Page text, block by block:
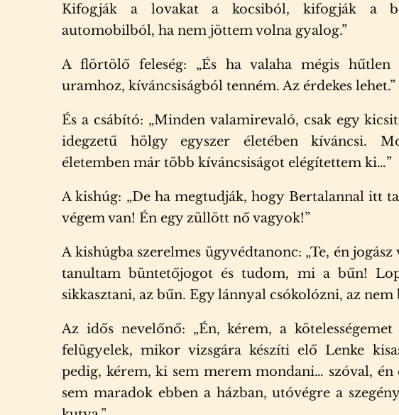
Kifogják a lovakat a kocsiból, kifogják a
automobilból, ha nem jöttem volna gyalog.”
A flörtölő feleség: „És ha valaha mégis hűtlen
uramhoz, kíváncsiságból tenném. Az érdekes lehet.”
És a csábító: „Minden valamirevaló, csak egy
idegzetű hölgy egyszer életében kíváncsi.
életemben már több kíváncsiságot elégítettem ki…”
A kishúg: „De ha megtudják, hogy Bertalannal itt
végem van! Én egy züllött nő vagyok!”
A kishúgba szerelmes ügyvédtanonc: „Te, én jogász
tanultam büntetőjogot és tudom, mi a bűn!
sikkasztani, az bűn. Egy lánnyal csókolózni, az nem
Az idős nevelőnő: „Én, kérem, a kötelességemet
felügyelek, mikor vizsgára készíti elő Lenke
pedig, kérem, ki sem merem mondani… szóval, én
sem maradok ebben a házban, utóvégre a